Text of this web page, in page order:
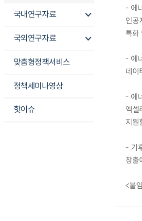
국내연구자료
국외연구자료
맞춤형정책서비스
정책세미나영상
핫이슈
- 에
인공
특화
- 에
데이
- 에
엑셀
지원
- 기
창출
<붙